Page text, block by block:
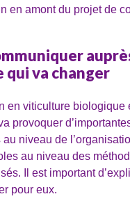
en amont du projet de
qui va changer
en viticulture biologique
provoquer
niveau de
au niveau des
Il est important
pour eux.